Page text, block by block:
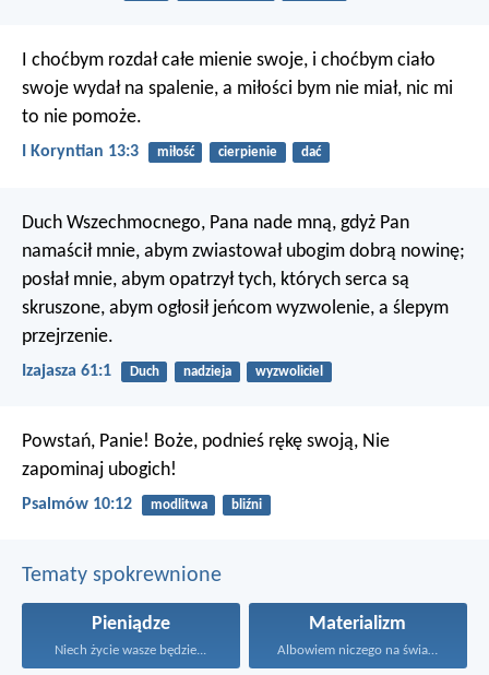
I choćbym rozdał całe mienie swoje, i choćbym ciało
swoje wydał na spalenie, a miłości bym nie miał, nic mi
to nie pomoże.
I Koryntian 13:3 miłość cierpienie dać
Duch Wszechmocnego, Pana nade mną, gdyż Pan
namaścił mnie, abym zwiastował ubogim dobrą nowinę;
posłał mnie, abym opatrzył tych, których serca są
skruszone, abym ogłosił jeńcom wyzwolenie, a ślepym
przejrzenie.
Izajasza 61:1 Duch nadzieja wyzwoliciel
Powstań, Panie! Boże, podnieś rękę swoją, Nie
zapominaj ubogich!
Psalmów 10:12 modlitwa bliźni
Tematy spokrewnione
Pieniądze
Niech życie wasze będzie...
Materializm
Albowiem niczego na świat...